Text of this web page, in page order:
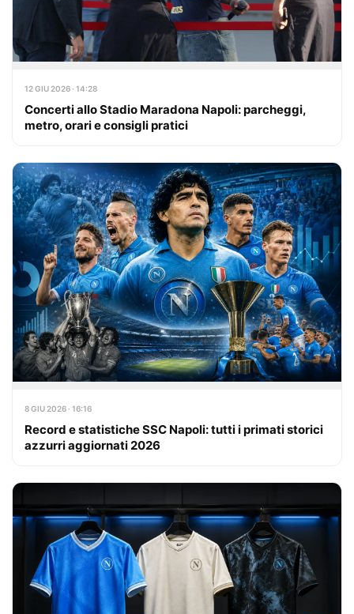
12 GIU 2026 · 14:28
Concerti allo Stadio Maradona Napoli: parcheggi,
metro, orari e consigli pratici
8 GIU 2026 · 16:16
Record e statistiche SSC Napoli: tutti i primati storici
azzurri aggiornati 2026